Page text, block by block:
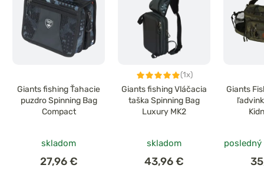
Giants fishing Ťahacie
puzdro Spinning Bag
Compact
skladom
27,96 €
(1x)
Giants fishing Vláčacia
taška Spinning Bag
Luxury MK2
skladom
43,96 €
Giants